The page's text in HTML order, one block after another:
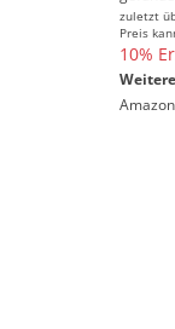
zuletzt
Preis
10%
Amazon